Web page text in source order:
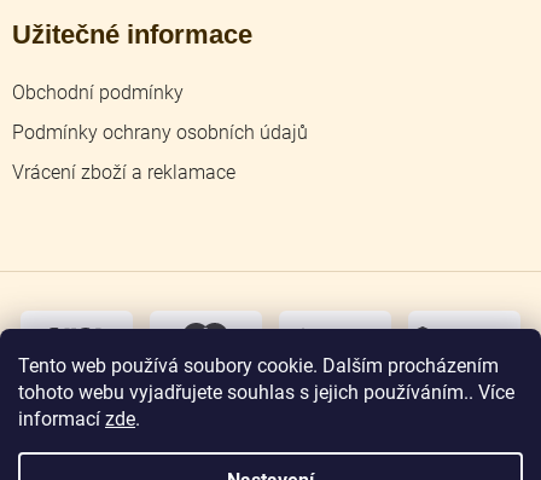
Tento web používá soubory cookie. Dalším procházením
tohoto webu vyjadřujete souhlas s jejich používáním.. Více
informací zde.
Užitečné informace
Obchodní podmínky
Podmínky ochrany osobních údajů
Vrácení zboží a reklamace
osobní